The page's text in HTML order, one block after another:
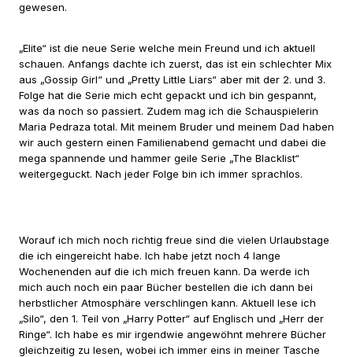
gewesen.
„Elite“ ist die neue Serie welche mein Freund und ich aktuell
schauen. Anfangs dachte ich zuerst, das ist ein schlechter Mix
aus „Gossip Girl“ und „Pretty Little Liars“ aber mit der 2. und 3.
Folge hat die Serie mich echt gepackt und ich bin gespannt,
was da noch so passiert. Zudem mag ich die Schauspielerin
Maria Pedraza total. Mit meinem Bruder und meinem Dad haben
wir auch gestern einen Familienabend gemacht und dabei die
mega spannende und hammer geile Serie „The Blacklist“
weitergeguckt. Nach jeder Folge bin ich immer sprachlos.
Worauf ich mich noch richtig freue sind die vielen Urlaubstage
die ich eingereicht habe. Ich habe jetzt noch 4 lange
Wochenenden auf die ich mich freuen kann. Da werde ich
mich auch noch ein paar Bücher bestellen die ich dann bei
herbstlicher Atmosphäre verschlingen kann. Aktuell lese ich
„Silo“, den 1. Teil von „Harry Potter“ auf Englisch und „Herr der
Ringe“. Ich habe es mir irgendwie angewöhnt mehrere Bücher
gleichzeitig zu lesen, wobei ich immer eins in meiner Tasche